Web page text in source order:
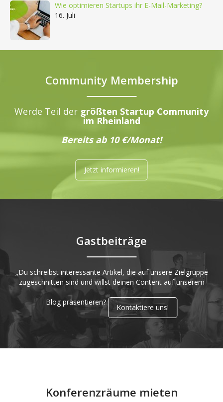
Wie optimieren Startups ihr E-Mail-Marketing?
16. Juli
Community Membership
Werde Teil der größten Startup Community
im Rheinland
Bereits ab 10 €/Monat!
Jetzt informieren!
Gastbeiträge
„Du schreibst interessante Artikel, die auf unsere Zielgruppe
zugeschnitten sind und willst deinen Content auf unserem
Blog präsentieren?
Kontaktiere uns!
Konferenzräume mieten